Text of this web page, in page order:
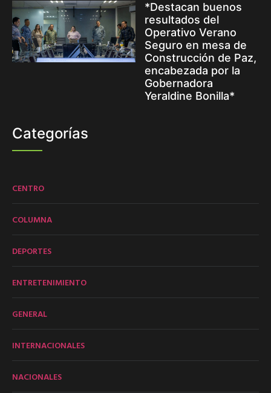
*Destacan buenos
resultados del
Operativo Verano
Seguro en mesa de
Construcción de Paz,
encabezada por la
Gobernadora
Yeraldine Bonilla*
Categorías
CENTRO
COLUMNA
DEPORTES
ENTRETENIMIENTO
GENERAL
INTERNACIONALES
NACIONALES